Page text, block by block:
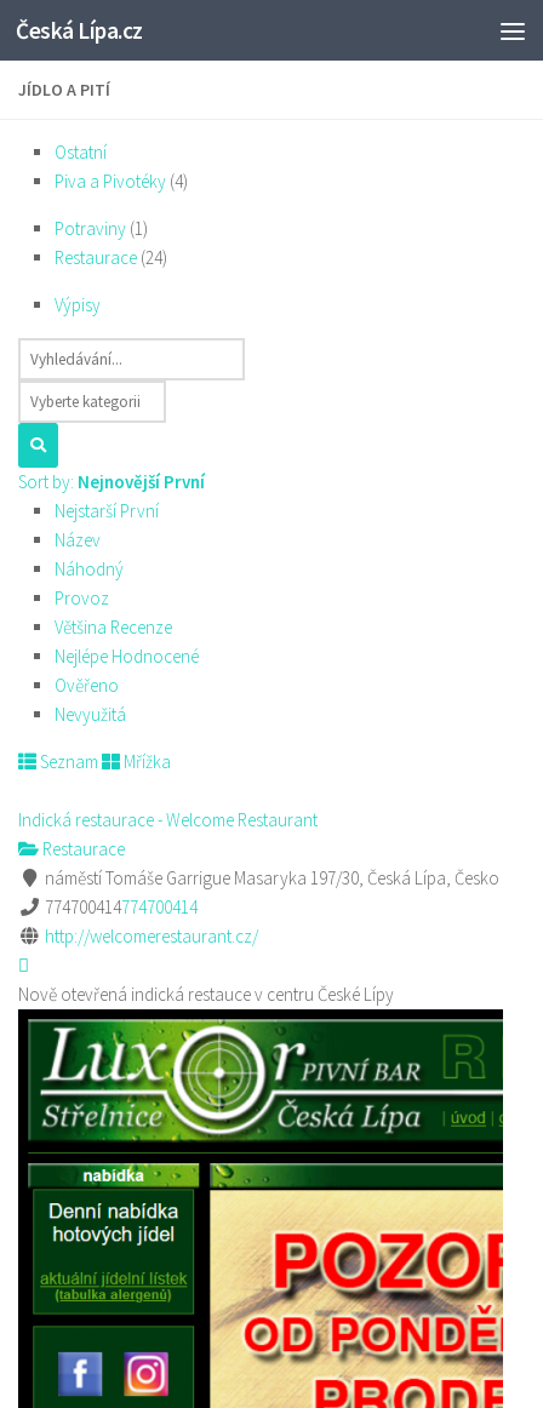
Skip to content
Česká Lípa.cz
JÍDLO A PITÍ
Ostatní
Piva a Pivotéky (4)
Potraviny (1)
Restaurace (24)
Výpisy
Sort by: Nejnovější První
Nejstarší První
Název
Náhodný
Provoz
Většina Recenze
Nejlépe Hodnocené
Ověřeno
Nevyužitá
Seznam Mřížka
Indická restaurace - Welcome Restaurant
Restaurace
náměstí Tomáše Garrigue Masaryka 197/30, Česká Lípa, Česko
774700414774700414
http://welcomerestaurant.cz/
Nově otevřená indická restauce v centru České Lípy